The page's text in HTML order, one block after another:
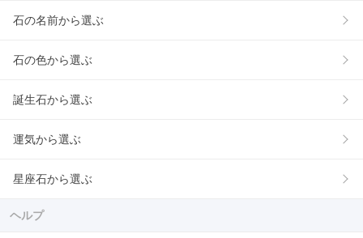
石の名前から選ぶ
石の色から選ぶ
誕生石から選ぶ
運気から選ぶ
星座石から選ぶ
ヘルプ